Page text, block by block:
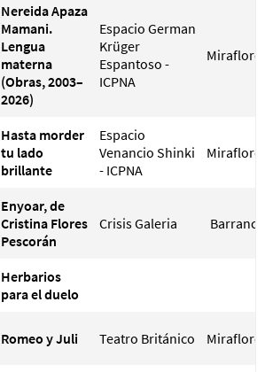
Nereida Apaza
Mamani.
Lengua
materna
(Obras, 2003–
2026)
Espacio German
Krüger
Espantoso -
ICPNA
Hasta morder
tu lado
brillante
Espacio
Venancio Shinki
- ICPNA
Enyoar, de
Cristina Flores
Pescorán
Crisis Galeria Barranco
Herbarios
para el duelo
Romeo y Juli Teatro Británico